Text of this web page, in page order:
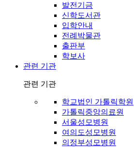
발전기금
신학도서관
입학안내
전례박물관
출판부
학보사
관련 기관
관련 기관
학교법인 가톨릭학원
가톨릭중앙의료원
서울성모병원
여의도성모병원
의정부성모병원